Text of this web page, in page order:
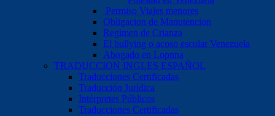
Permiso Viajes menores
Obligacion de Manutencion
Regimen de Crianza
El bullying o acoso escolar Venezuela
Abogado en Lopnna
TRADUCCION INGLES ESPAÑOL
Traducciones Certificadas
Traducción Jurídica
Intérpretes Públicos
Traducciones Certificadas